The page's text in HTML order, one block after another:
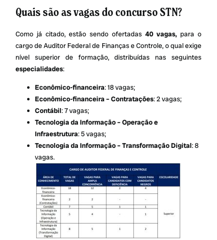
Quais são as vagas do concurso STN?
Como já citado, estão sendo ofertadas 40 vagas, para o
cargo de Auditor Federal de Finanças e Controle, o qual exige
nível superior de formação, distribuídas nas seguintes
especialidades:
Econômico-financeira: 18 vagas;
Econômico-financeira – Contratações: 2 vagas;
Contábil: 7 vagas;
Tecnologia da Informação – Operação e
Infraestrutura: 5 vagas;
Tecnologia da Informação – Transformação Digital: 8
vagas.